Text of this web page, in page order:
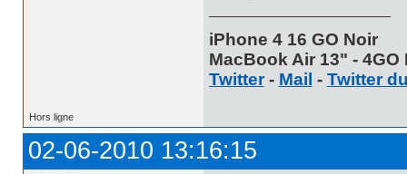
iPhone 4 16 GO Noir
MacBook Air 13" - 4GO
Twitter- Mail - Twitter
Hors ligne
02-06-2010 13:16:15